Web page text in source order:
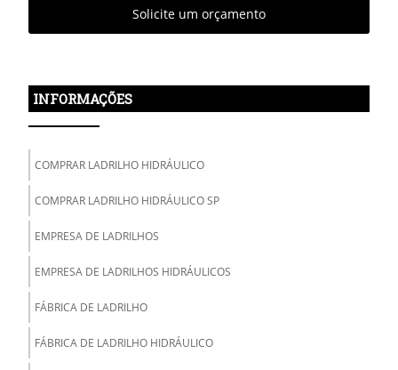
Solicite um orçamento
INFORMAÇÕES
COMPRAR LADRILHO HIDRÁULICO
COMPRAR LADRILHO HIDRÁULICO SP
EMPRESA DE LADRILHOS
EMPRESA DE LADRILHOS HIDRÁULICOS
FÁBRICA DE LADRILHO
FÁBRICA DE LADRILHO HIDRÁULICO